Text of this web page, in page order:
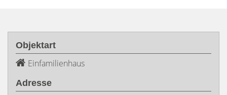
Objektart
Einfamilienhaus
Adresse